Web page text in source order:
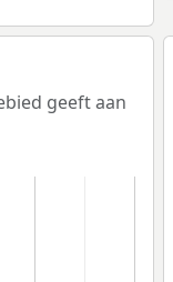
geeft aan